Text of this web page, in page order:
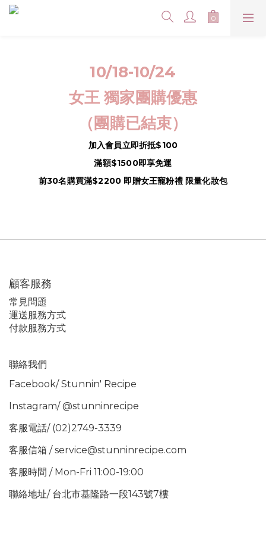
10/18-10/24
女王 獨家團購優惠
（團購已結束）
加入會員立即折抵$100
滿額$1500即享免運
前30名購買滿$2200 即贈女王寵粉禮 限量化妝包
顧客服務
常見問題
運送服務方式
付款服務方式
聯絡我們
Facebook/Stunnin' Recipe
Instagram/@stunninrecipe
客服電話/ (02)2749-3339
客服信箱 / service@stunninrecipe.com
客服時間 / Mon-Fri 11:00-19:00
聯絡地址/ 台北市基隆路一段143號7樓